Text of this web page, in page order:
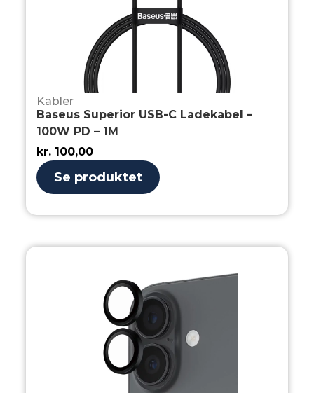
Kabler
Baseus Superior USB-C Ladekabel –
100W PD – 1M
kr. 100,00
Se produktet